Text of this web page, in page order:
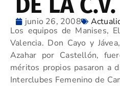
junio 26, 2008
Los equipos de Manises,
Valencia. Don Cayo y
Azahar por Castellón,
méritos propios pasaron a
Interclubes Femenino de